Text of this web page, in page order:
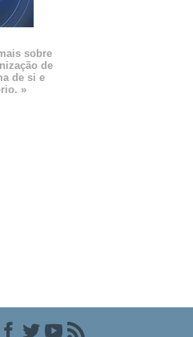
sobre
de
de si e
»